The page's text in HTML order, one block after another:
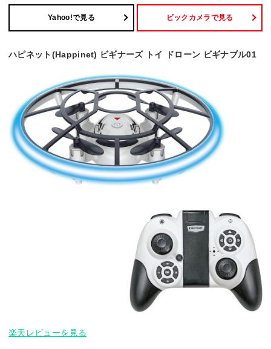
Yahoo!で見る ビックカメラで見る
ハピネット(Happinet) ビギナーズ トイ ドローン ビギナブル01
楽天レビューを見る